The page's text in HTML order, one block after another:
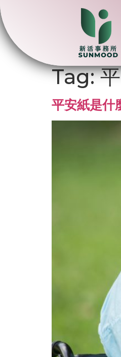
Tag:
平安紙是什